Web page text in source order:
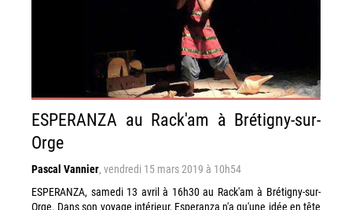
ESPERANZA au Rack'am à Brétigny-sur-
Orge
Pascal Vannier, vendredi 15 mars 2019 à 10h54
ESPERANZA, samedi 13 avril à 16h30 au Rack'am à Brétigny-sur-
Orge. Dans son voyage intérieur, Esperanza n'a qu'une idée en tête